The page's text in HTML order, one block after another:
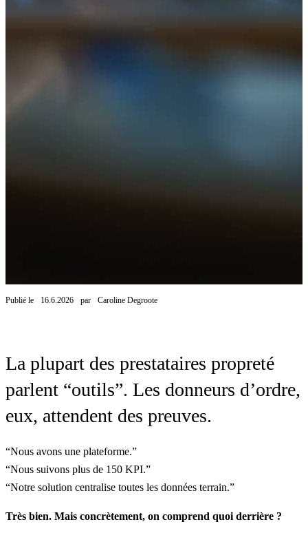
Publié le 16.6.2026 par Caroline Degroote
La plupart des prestataires propreté
parlent “outils”. Les donneurs d’ordre,
eux, attendent des preuves.
“Nous avons une plateforme.”
“Nous suivons plus de 150 KPI.”
“Notre solution centralise toutes les données terrain.”
Très bien. Mais concrètement, on comprend quoi derrière ?